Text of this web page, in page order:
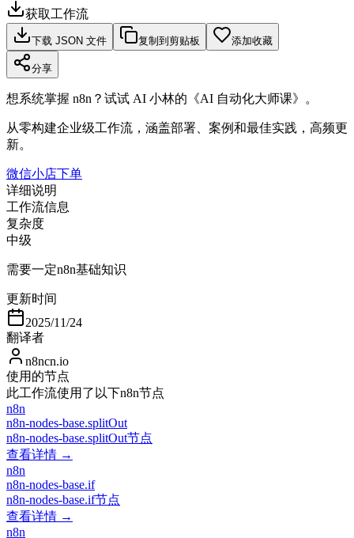
获取工作流
下载 JSON 文件 复制到剪贴板 添加收藏
分享
想系统掌握 n8n？试试 AI 小林的《AI 自动化大师课》。
从零构建企业级工作流，涵盖部署、案例和最佳实践，高频更
新。
微信小店下单
详细说明
工作流信息
复杂度
中级
需要一定n8n基础知识
更新时间
2025/11/24
翻译者
n8ncn.io
使用的节点
此工作流使用了以下n8n节点
n8n
n8n-nodes-base.splitOut
n8n-nodes-base.splitOut节点
查看详情 →
n8n
n8n-nodes-base.if
n8n-nodes-base.if节点
查看详情 →
n8n